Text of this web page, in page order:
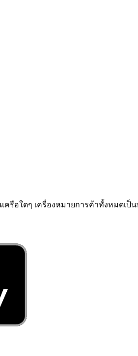
ครือใดๆ เครื่องหมายการค้าทั้งหมดเป็